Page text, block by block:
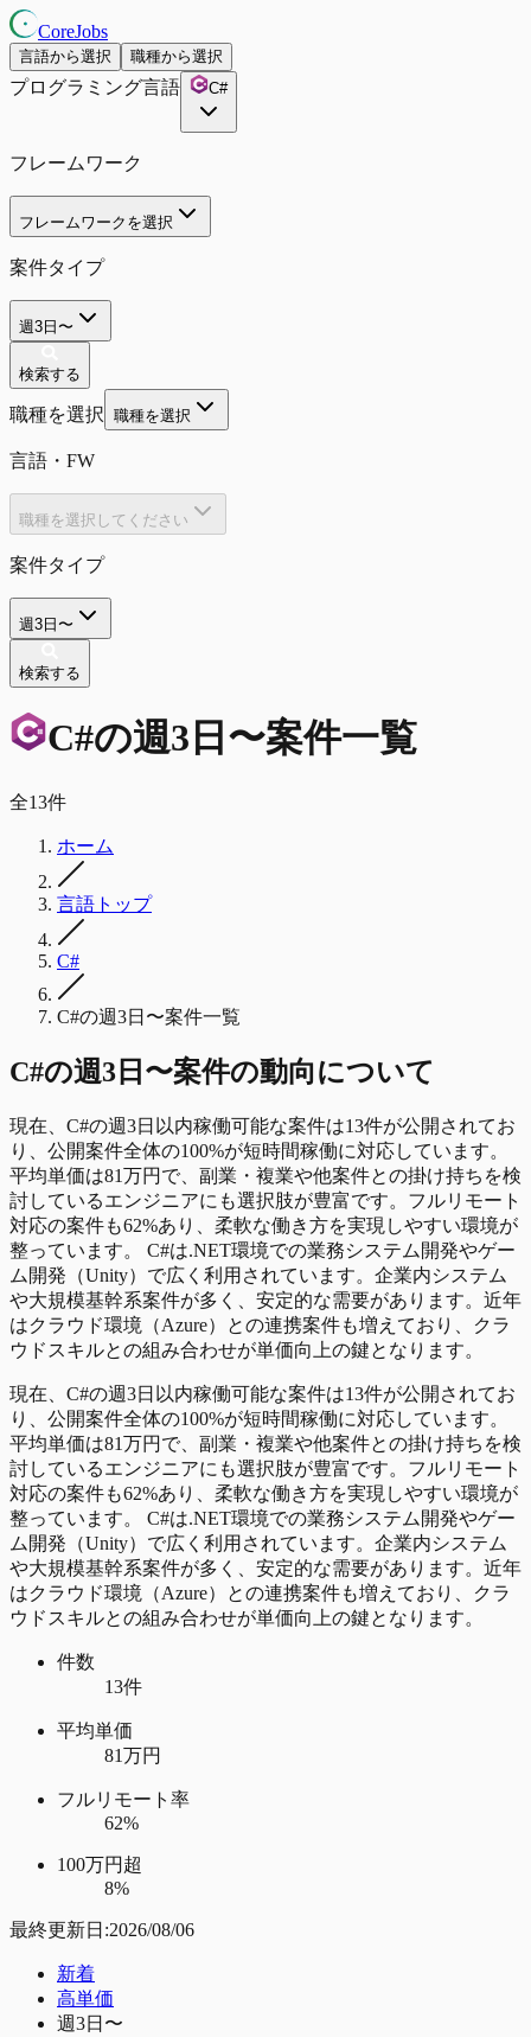
CoreJobs
言語から選択 職種から選択
プログラミング言語 C#
フレームワーク
フレームワークを選択
案件タイプ
週3日〜
検索する
職種を選択 職種を選択
言語・FW
職種を選択してください
案件タイプ
週3日〜
検索する
C#の週3日〜案件一覧
全13件
ホーム
言語トップ
C#
C#の週3日〜案件一覧
C#の週3日〜案件の動向について
現在、C#の週3日以内稼働可能な案件は13件が公開されてお
り、公開案件全体の100%が短時間稼働に対応しています。
平均単価は81万円で、副業・複業や他案件との掛け持ちを検
討しているエンジニアにも選択肢が豊富です。フルリモート
対応の案件も62%あり、柔軟な働き方を実現しやすい環境が
整っています。 C#は.NET環境での業務システム開発やゲー
ム開発（Unity）で広く利用されています。企業内システム
や大規模基幹系案件が多く、安定的な需要があります。近年
はクラウド環境（Azure）との連携案件も増えており、クラ
ウドスキルとの組み合わせが単価向上の鍵となります。
現在、C#の週3日以内稼働可能な案件は13件が公開されてお
り、公開案件全体の100%が短時間稼働に対応しています。
平均単価は81万円で、副業・複業や他案件との掛け持ちを検
討しているエンジニアにも選択肢が豊富です。フルリモート
対応の案件も62%あり、柔軟な働き方を実現しやすい環境が
整っています。 C#は.NET環境での業務システム開発やゲー
ム開発（Unity）で広く利用されています。企業内システム
や大規模基幹系案件が多く、安定的な需要があります。近年
はクラウド環境（Azure）との連携案件も増えており、クラ
ウドスキルとの組み合わせが単価向上の鍵となります。
件数
13件
平均単価
81万円
フルリモート率
62%
100万円超
8%
最終更新日:2026/08/06
新着
高単価
週3日〜